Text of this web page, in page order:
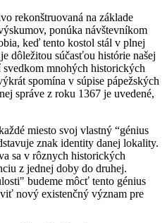
rekonštruovaná na základe
ponúka návštevníkom
keď tento kostol stál v plnej
dôležitou súčasťou histórie našej
mnohých historických
spomína v súpise pápežských
správe z roku 1367 je uvedené,
miesto svoj vlastný “génius
znak identity danej lokality.
sa v rôznych historických
z jednej doby do druhej.
budeme môcť tento génius
nový existenčný význam pre